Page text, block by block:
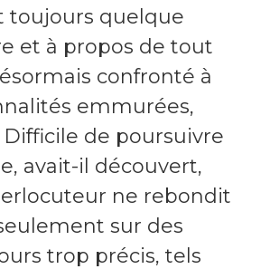
toujours quelque
et à propos de tout
confronté à
emmurées,
de poursuivre
avait-il découvert,
ne rebondit
sur des
trop précis, tels